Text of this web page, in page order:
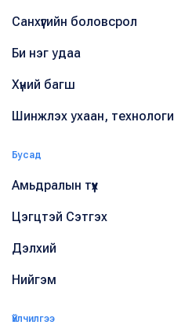
Санхүүгийн боловсрол
Би нэг удаа
Хүний багш
Шинжлэх ухаан, технологи
Бусад
Амьдралын түүх
Цэгцтэй Сэтгэх
Дэлхий
Нийгэм
Үйлчилгээ